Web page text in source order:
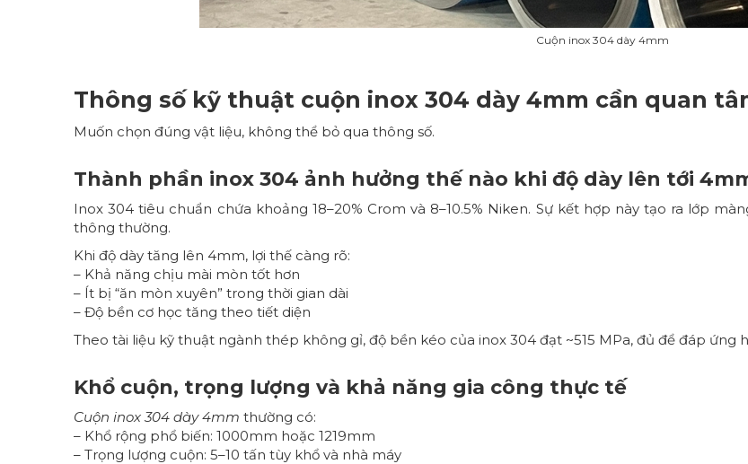
Cuộn inox 304 dày 4mm
Thông số kỹ thuật cuộn inox 304 dày 4mm cần quan
Muốn chọn đúng vật liệu, không thể bỏ qua thông số.
Thành phần inox 304 ảnh hưởng thế nào khi độ dày lên tới
Inox 304 tiêu chuẩn chứa khoảng 18–20% Crom và 8–10.5% Niken. Sự kết hợp này tạo ra lớp
thông thường.
Khi độ dày tăng lên 4mm, lợi thế càng rõ:
– Khả năng chịu mài mòn tốt hơn
– Ít bị “ăn mòn xuyên” trong thời gian dài
– Độ bền cơ học tăng theo tiết diện
Theo tài liệu kỹ thuật ngành thép không gỉ, độ bền kéo của inox 304 đạt ~515 MPa, đủ để đáp ứng
Khổ cuộn, trọng lượng và khả năng gia công thực tế
Cuộn inox 304 dày 4mm thường có:
– Khổ rộng phổ biến: 1000mm hoặc 1219mm
– Trọng lượng cuộn: 5–10 tấn tùy khổ và nhà máy